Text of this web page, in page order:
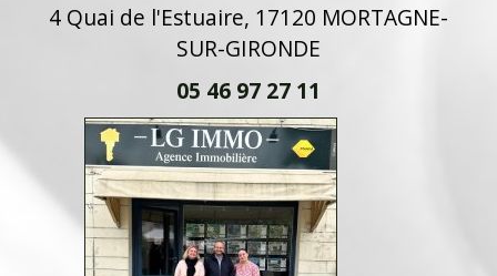
4 Quai de l'Estuaire, 17120 MORTAGNE-
SUR-GIRONDE
05 46 97 27 11